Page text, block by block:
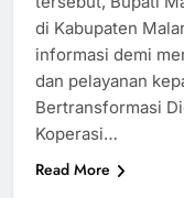
di Kabupaten
informasi demi
dan pelayanan
Bertransformasi
Koperasi…
Read More